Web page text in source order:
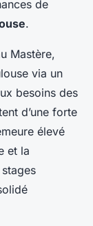
de
.
Mastère,
via un
besoins des
d’une forte
élevé
et la